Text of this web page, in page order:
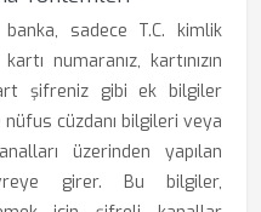
banka, sadece T.C. kimlik
numaranız, kartınızın
şifreniz gibi ek bilgiler
cüzdanı bilgileri veya
üzerinden yapılan
girer. Bu bilgiler,